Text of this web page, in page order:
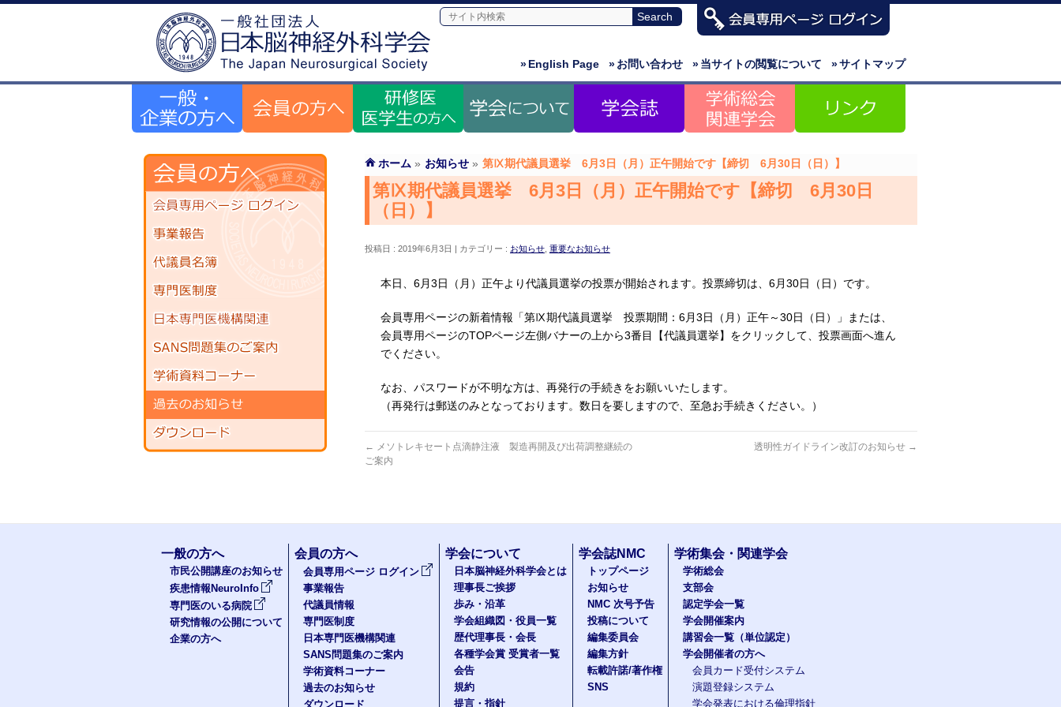
»サイトマップ
»当サイトの閲覧について
»お問い合わせ
»English Page
ホーム » お知らせ » 第Ⅸ期代議員選挙 6月3日（月）正午開始です【締切 6月30日（日）】
第Ⅸ期代議員選挙 6月3日（月）正午開始です【締切 6月30日
（日）】
投稿日 : 2019年6月3日 カテゴリー : お知らせ 重要なお知らせ
本日、6月3日（月）正午より代議員選挙の投票が開始されます。投票締切は、6月30日（日）です。
会員専用ページの新着情報「第Ⅸ期代議員選挙 投票期間：6月3日（月）正午～30日（日）」または、
会員専用ページのTOPページ左側バナーの上から3番目【代議員選挙】をクリックして、投票画面へ進ん
でください。
なお、パスワードが不明な方は、再発行の手続きをお願いいたします。
（再発行は郵送のみとなっております。数日を要しますので、至急お手続きください。）
← メソトレキセート点滴静注液 製造再開及び出荷調整継続の
ご案内
透明性ガイドライン改訂のお知らせ →
一般の方へ
市民公開講座のお知らせ
疾患情報NeuroInfo
専門医のいる病院
研究情報の公開について
企業の方へ
会員の方へ
会員専用ページ ログイン
事業報告
代議員情報
専門医制度
日本専門医機構関連
SANS問題集のご案内
学術資料コーナー
過去のお知らせ
ダウンロード
学会について
日本脳神経外科学会とは
理事長ご挨拶
歩み・沿革
学会組織図・役員一覧
歴代理事長・会長
各種学会賞 受賞者一覧
会告
規約
提言・指針
学会誌NMC
トップページ
お知らせ
NMC 次号予告
投稿について
編集委員会
編集方針
転載許諾/著作権
SNS
学術集会・関連学会
学術総会
支部会
認定学会一覧
学会開催案内
講習会一覧（単位認定）
学会開催者の方へ
会員カード受付システム
演題登録システム
学会発表における倫理指針